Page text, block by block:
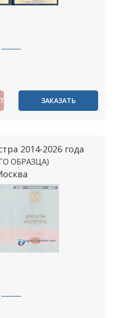
ЗАКАЗАТЬ
2014-2026 года
ОБРАЗЦА)